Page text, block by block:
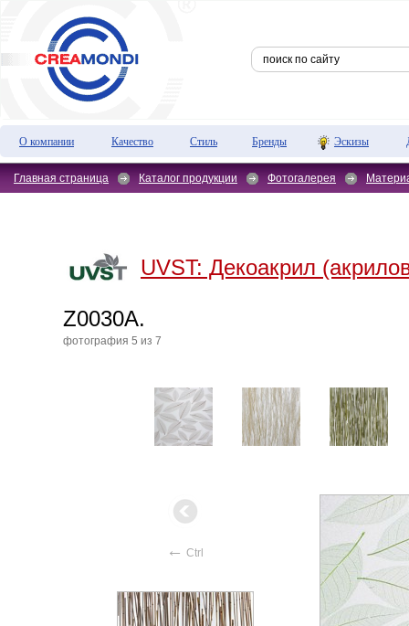
О компании Качество Стиль Бренды Эскизы
Главная страница Каталог продукции Фотогалерея
UVST: Декоакрил
Z0030A.
фотография 5 из 7
← Ctrl